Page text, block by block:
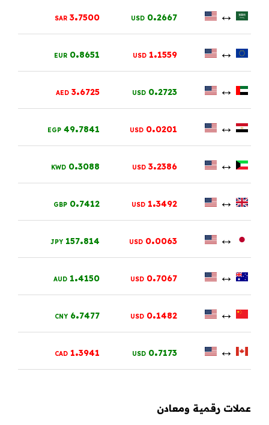
↔
0.2667
USD
3.7500
SAR
↔
1.1559
USD
0.8651
EUR
↔
0.2723
USD
3.6725
AED
↔
0.0201
USD
49.7841
EGP
↔
3.2386
USD
0.3088
KWD
↔
1.3492
USD
0.7412
GBP
↔
0.0063
USD
157.814
JPY
↔
0.7067
USD
1.4150
AUD
↔
0.1482
USD
6.7477
CNY
↔
0.7173
USD
1.3941
CAD
عملات رقمية ومعادن